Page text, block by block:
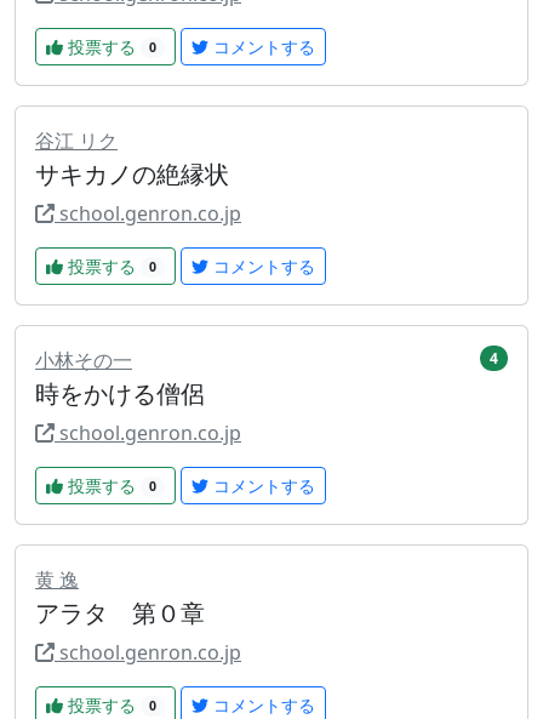
投票する 0 コメントする
谷江 リク
サキカノの絶縁状
school.genron.co.jp
投票する 0 コメントする
小林その一 4
時をかける僧侶
school.genron.co.jp
投票する 0 コメントする
黄 逸
アラタ 第０章
school.genron.co.jp
投票する 0 コメントする